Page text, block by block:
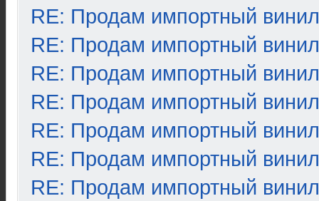
RE: Продам импортный винил
RE: Продам импортный винил
RE: Продам импортный винил
RE: Продам импортный винил
RE: Продам импортный винил
RE: Продам импортный винил
RE: Продам импортный винил